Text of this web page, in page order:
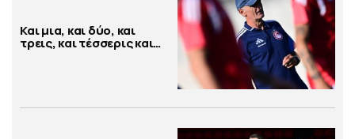
Και μια, και δύο, και
τρεις, και τέσσερις και…